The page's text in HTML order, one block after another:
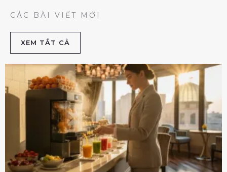
CÁC BÀI VIẾT MỚI
XEM TẮT CẢ